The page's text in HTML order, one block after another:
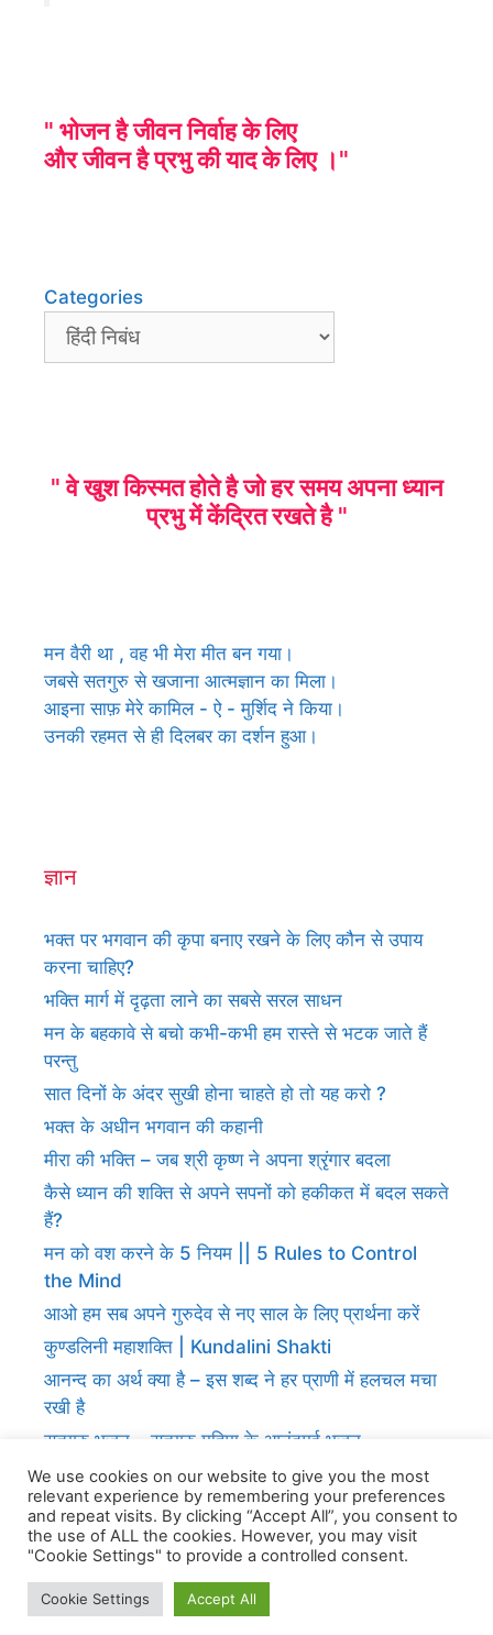
" भोजन है जीवन निर्वाह के लिए
और जीवन है प्रभु की याद के लिए ।"
Categories
" वे खुश किस्मत होते है जो हर समय अपना ध्यान
प्रभु में केंद्रित रखते है "
मन वैरी था , वह भी मेरा मीत बन गया।
जबसे सतगुरु से खजाना आत्मज्ञान का मिला।
आइना साफ़ मेरे कामिल - ऐ - मुर्शिद ने किया।
उनकी रहमत से ही दिलबर का दर्शन हुआ।
ज्ञान
भक्त पर भगवान की कृपा बनाए रखने के लिए कौन से उपाय
करना चाहिए?
भक्ति मार्ग में दृढ़ता लाने का सबसे सरल साधन
मन के बहकावे से बचो कभी-कभी हम रास्ते से भटक जाते हैं
परन्तु
सात दिनों के अंदर सुखी होना चाहते हो तो यह करो ?
भक्त के अधीन भगवान की कहानी
मीरा की भक्ति – जब श्री कृष्ण ने अपना श्रृंगार बदला
कैसे ध्यान की शक्ति से अपने सपनों को हकीकत में बदल सकते
हैं?
मन को वश करने के 5 नियम || 5 Rules to Control
the Mind
आओ हम सब अपने गुरुदेव से नए साल के लिए प्रार्थना करें
कुण्डलिनी महाशक्ति | Kundalini Shakti
आनन्द का अर्थ क्या है – इस शब्द ने हर प्राणी में हलचल मचा
रखी है
सतगुरु भजन – सतगुरु महिमा के आनंदमई भजन
ज्ञान प्राप्ति के लिए गुरु की शरण में जाना होगा
© 2026 आनंद सन्देश• Built with
We use cookies on our website to give you the most
relevant experience by remembering your preferences
and repeat visits. By clicking “Accept All”, you consent to
the use of ALL the cookies. However, you may visit
"Cookie Settings" to provide a controlled consent.
Cookie Settings Accept All